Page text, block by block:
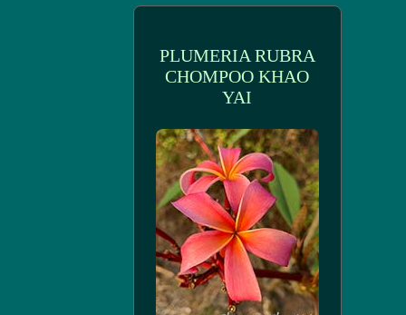
PLUMERIA RUBRA
CHOMPOO KHAO
YAI